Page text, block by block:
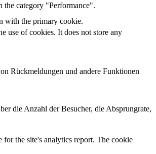
the category "Performance".
with the primary cookie.
use of cookies. It does not store any
Rückmeldungen und andere Funktionen
die Anzahl der Besucher, die Absprungrate,
for the site's analytics report. The cookie